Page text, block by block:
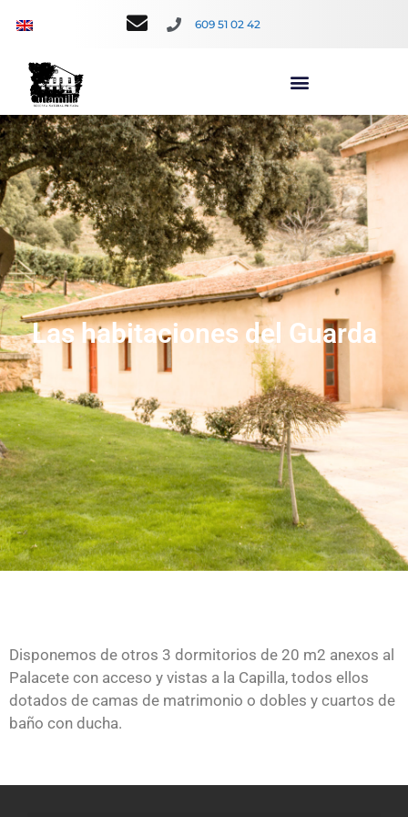
609 51 02 42
Las habitaciones del Guarda
Disponemos de otros 3 dormitorios de 20 m2 anexos al
Palacete con acceso y vistas a la Capilla, todos ellos
dotados de camas de matrimonio o dobles y cuartos de
baño con ducha.